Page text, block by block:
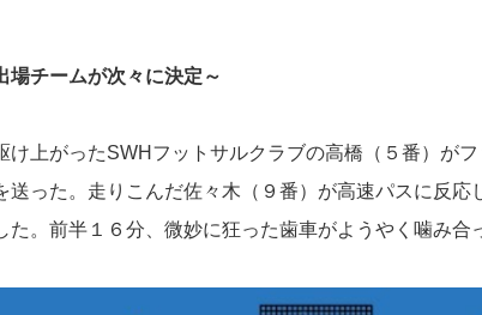
場チームが次々に決定～
け上がったSWHフットサルクラブの高橋（５番）が
送った。走りこんだ佐々木（９番）が高速パスに反応
た。前半１６分、微妙に狂った歯車がようやく噛み合